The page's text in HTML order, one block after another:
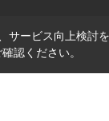
サービス向上検討
認ください。